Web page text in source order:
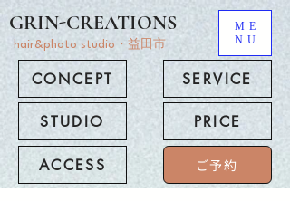
GRIN-CREATIONS
hair&photo studio・益田市
CONCEPT
STUDIO
ACCESS
SERVICE
PRICE
ご予約
ME
NU